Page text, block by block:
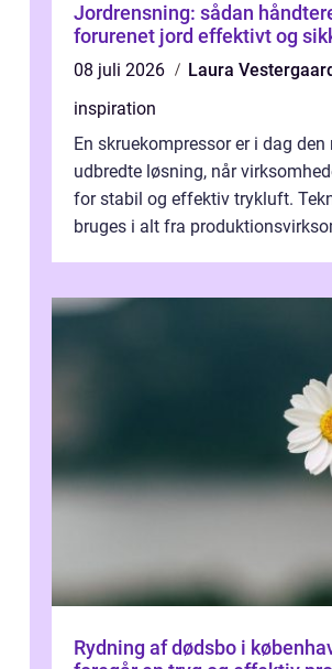
Jordrensning: sådan
forurenet jord effektivt og
08 juli 2026
Laura
inspiration
En skruekompressor er i dag den
udbredte løsning, når
for stabil og effektiv trykluft.
bruges i alt fra
Rydning af dødsbo i københavn